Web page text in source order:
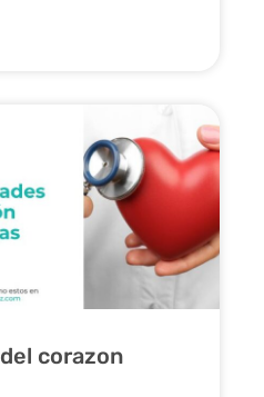
corazon